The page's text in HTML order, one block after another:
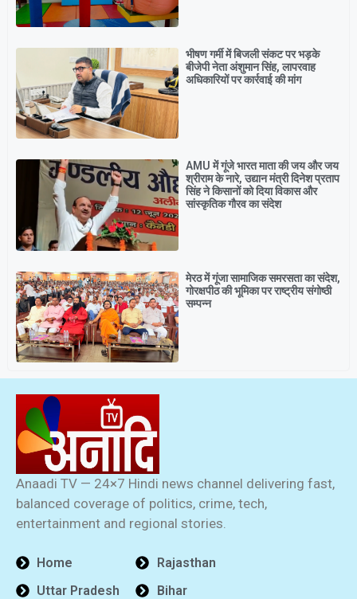
भीषण गर्मी में बिजली संकट पर भड़के
बीजेपी नेता अंशुमान सिंह, लापरवाह
अधिकारियों पर कार्रवाई की मांग
AMU में गूंजे भारत माता की जय और जय
श्रीराम के नारे, उद्यान मंत्री दिनेश प्रताप
सिंह ने किसानों को दिया विकास और
सांस्कृतिक गौरव का संदेश
मेरठ में गूंजा सामाजिक समरसता का संदेश,
गोरक्षपीठ की भूमिका पर राष्ट्रीय संगोष्ठी
सम्पन्न
Anaadi TV — 24×7 Hindi news channel delivering fast,
balanced coverage of politics, crime, tech,
entertainment and regional stories.
Home
Uttar Pradesh
Rajasthan
Bihar